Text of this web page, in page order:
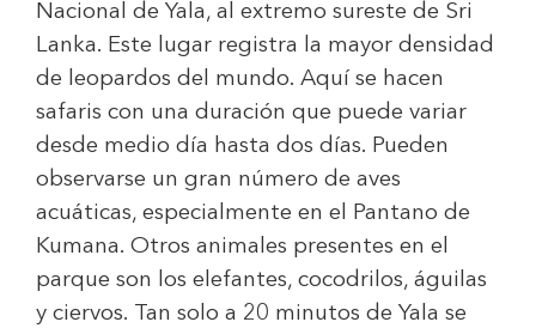
Nacional de Yala, al extremo sureste de Sri
Lanka. Este lugar registra la mayor densidad
de leopardos del mundo. Aquí se hacen
safaris con una duración que puede variar
desde medio día hasta dos días. Pueden
observarse un gran número de aves
acuáticas, especialmente en el Pantano de
Kumana. Otros animales presentes en el
parque son los elefantes, cocodrilos, águilas
y ciervos. Tan solo a 20 minutos de Yala se